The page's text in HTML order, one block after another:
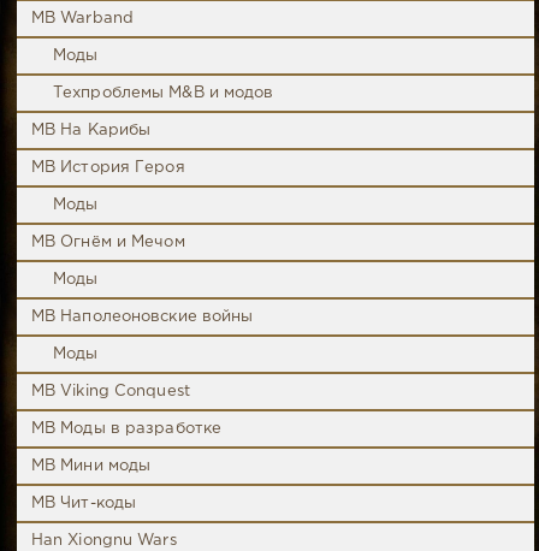
MB Warband
Моды
Техпроблемы M&B и модов
MB На Карибы
MB История Героя
Моды
MB Огнём и Мечом
Моды
MB Наполеоновские войны
Моды
MB Viking Conquest
MB Моды в разработке
MB Мини моды
MB Чит-коды
Han Xiongnu Wars